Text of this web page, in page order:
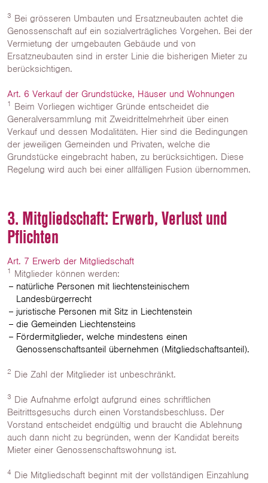
3 Bei grösseren Umbauten und Ersatzneubauten achtet die
Genossenschaft auf ein sozialverträgliches Vorgehen. Bei der
Vermietung der umgebauten Gebäude und von
Ersatzneubauten sind in erster Linie die bisherigen Mieter zu
berücksichtigen.
Art. 6 Verkauf der Grundstücke, Häuser und Wohnungen
1 Beim Vorliegen wichtiger Gründe entscheidet die
Generalversammlung mit Zweidrittelmehrheit über einen
Verkauf und dessen Modalitäten. Hier sind die Bedingungen
der jeweiligen Gemeinden und Privaten, welche die
Grundstücke eingebracht haben, zu berücksichtigen. Diese
Regelung wird auch bei einer allfälligen Fusion übernommen.
3. Mitgliedschaft: Erwerb, Verlust und
Pflichten
Art. 7 Erwerb der Mitgliedschaft
1 Mitglieder können werden:
natürliche Personen mit liechtensteinischem
Landesbürgerrecht
juristische Personen mit Sitz in Liechtenstein
die Gemeinden Liechtensteins
Fördermitglieder, welche mindestens einen
Genossenschaftsanteil übernehmen (Mitgliedschaftsanteil).
2 Die Zahl der Mitglieder ist unbeschränkt.
3 Die Aufnahme erfolgt aufgrund eines schriftlichen
Beitrittsgesuchs durch einen Vorstandsbeschluss. Der
Vorstand entscheidet endgültig und braucht die Ablehnung
auch dann nicht zu begründen, wenn der Kandidat bereits
Mieter einer Genossenschaftswohnung ist.
4 Die Mitgliedschaft beginnt mit der vollständigen Einzahlung